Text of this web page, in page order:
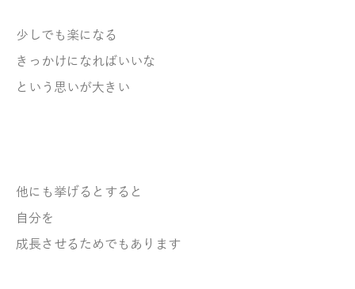
少しでも楽になる
きっかけになればいいな
という思いが大きい
他にも挙げるとすると
自分を
成長させるためでもあります